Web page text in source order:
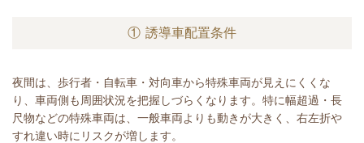
① 誘導車配置条件
夜間は、歩行者・自転車・対向車から特殊車両が見えにくくな
り、車両側も周囲状況を把握しづらくなります。特に幅超過・長
尺物などの特殊車両は、一般車両よりも動きが大きく、右左折や
すれ違い時にリスクが増します。